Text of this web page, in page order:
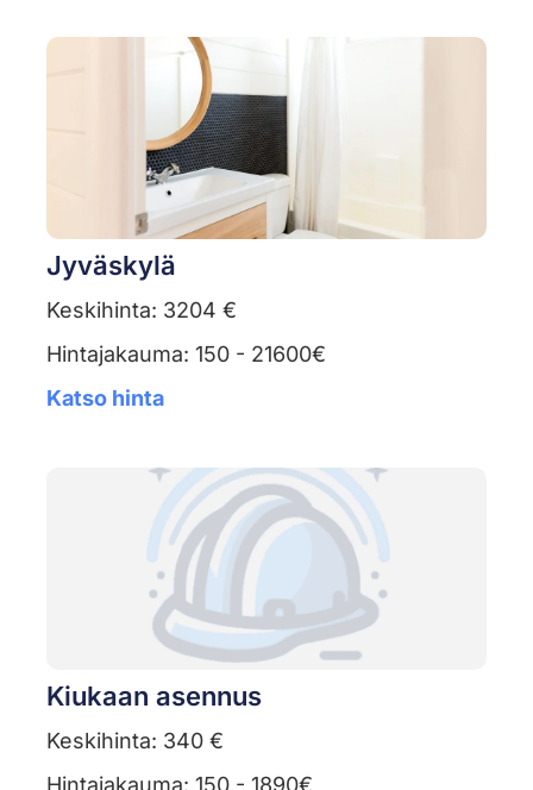
Jyväskylä
Keskihinta: 3204 €
Hintajakauma: 150 - 21600€
Katso hinta
Kiukaan asennus
Keskihinta: 340 €